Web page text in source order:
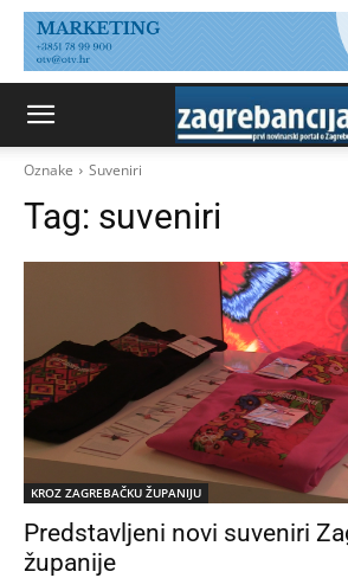
Oznake Suveniri
Tag: suveniri
KROZ ZAGREBAČKU ŽUPANIJU
Predstavljeni novi suveniri
županije